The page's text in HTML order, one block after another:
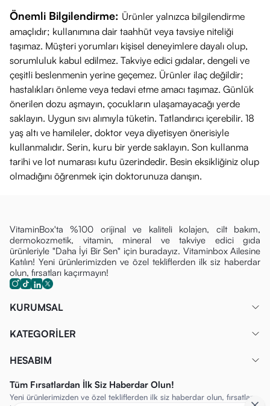
Önemli Bilgilendirme: Ürünler yalnızca bilgilendirme
amaçlıdır; kullanımına dair taahhüt veya tavsiye niteliği
taşımaz. Müşteri yorumları kişisel deneyimlere dayalı olup,
sorumluluk kabul edilmez. Takviye edici gıdalar, dengeli ve
çeşitli beslenmenin yerine geçemez. Ürünler ilaç değildir;
hastalıkları önleme veya tedavi etme amacı taşımaz. Günlük
önerilen dozu aşmayın, çocukların ulaşamayacağı yerde
saklayın. Uygun sıvı alımıyla tüketin. Tatlandırıcı içerebilir. 18
yaş altı ve hamileler, doktor veya diyetisyen önerisiyle
kullanmalıdır. Serin, kuru bir yerde saklayın. Son kullanma
tarihi ve lot numarası kutu üzerindedir. Besin eksikliğiniz olup
olmadığını öğrenmek için doktorunuza danışın.
VitaminBox'ta %100 orijinal ve kaliteli kolajen, cilt bakım,
dermokozmetik, vitamin, mineral ve takviye edici gıda
ürünleriyle "Daha İyi Bir Sen" için buradayız. Vitaminbox Ailesine
Katılın! Yeni ürünlerimizden ve özel tekliflerden ilk siz haberdar
olun, fırsatları kaçırmayın!
KURUMSAL
KATEGORİLER
HESABIM
Tüm Fırsatlardan İlk Siz Haberdar Olun!
Yeni ürünlerimizden ve özel tekliflerden ilk siz haberdar olun, fırsatları